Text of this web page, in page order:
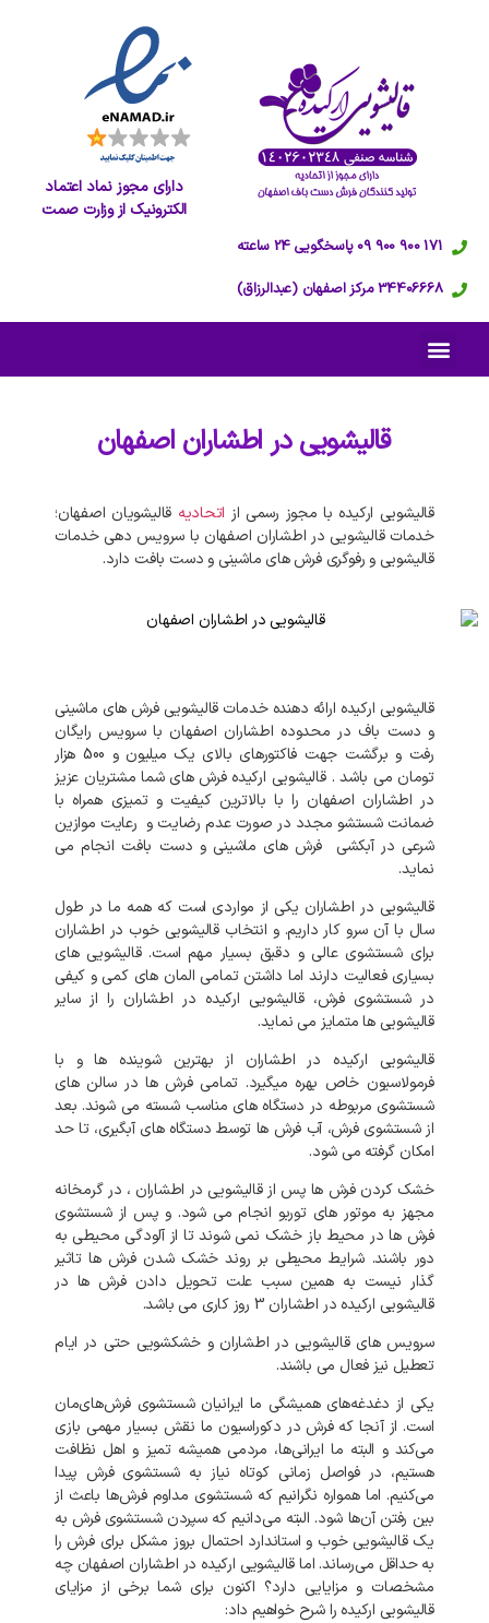
دارای مجوز نماد اعتماد
الکترونیک از وزارت صمت
171 900 900 09 پاسخگویی 24 ساعته
34406668 مرکز اصفهان (عبدالرزاق)
قالیشویی دراطشاران اصفهان
قالیشویی ارکیده با مجوز رسمی از اتحادیه قالیشویان اصفهان؛
خدمات قالیشویی در اطشاران اصفهان با سرویس دهی خدمات
قالیشویی و رفوگری فرش های ماشینی و دست بافت دارد.
قالیشویی ارکیده ارائه دهنده خدمات قالیشویی فرش های ماشینی
و دست باف در محدوده اطشاران اصفهان با سرویس رایگان
رفت و برگشت جهت فاکتورهای بالای یک میلیون و 500 هزار
تومان می باشد . قالیشویی ارکیده فرش های شما مشتریان عزیز
در اطشاران اصفهان را با بالاترین کیفیت و تمیزی همراه با
ضمانت شستشو مجدد در صورت عدم رضایت و رعایت موازین
شرعی در آبکشی فرش های ماشینی و دست بافت انجام می
نماید.
قالیشویی در اطشاران یکی از مواردی است که همه ما در طول
سال با آن سرو کار داریم. و انتخاب قالیشویی خوب در اطشاران
برای شستشوی عالی و دقیق بسیار مهم است. قالیشویی های
بسیاری فعالیت دارند اما داشتن تمامی المان های کمی و کیفی
در شستشوی فرش، قالیشویی ارکیده در اطشاران را از سایر
قالیشویی ها متمایز می نماید.
قالیشویی ارکیده در اطشاران از بهترین شوینده ها و با
فرمولاسیون خاص بهره میگیرد. تمامی فرش ها در سالن های
شستشوی مربوطه در دستگاه های مناسب شسته می شوند. بعد
از شستشوی فرش، آب فرش ها توسط دستگاه های آبگیری، تا حد
امکان گرفته می شود.
خشک کردن فرش ها پس از قالیشویی در اطشاران ، در گرمخانه
مجهز به موتور های توربو انجام می شود. و پس از شستشوی
فرش ها در محیط باز خشک نمی شوند تا از آلودگی محیطی به
دور باشند. شرایط محیطی بر روند خشک شدن فرش ها تاثیر
گذار نیست به همین سبب علت تحویل دادن فرش ها در
قالیشویی ارکیده در اطشاران 3 روز کاری می باشد.
سرویس های قالیشویی در اطشاران و خشکشویی حتی در ایام
تعطیل نیز فعال می باشند.
یکی از دغدغه‌های همیشگی ما ایرانیان شستشوی فرش‌های‌مان
است. از آنجا که فرش در دکوراسیون ما نقش بسیار مهمی بازی
می‌کند و البته ما ایرانی‌ها، مردمی همیشه تمیز و اهل نظافت
هستیم، در فواصل زمانی کوتاه نیاز به شستشوی فرش پیدا
می‌کنیم. اما همواره نگرانیم که شستشوی مداوم فرش‌ها باعث از
بین رفتن آن‌ها شود. البته می‌دانیم که سپردن شستشوی فرش به
یک قالیشویی خوب و استاندارد احتمال بروز مشکل برای فرش را
به‌ حداقل می‌رساند. اما قالیشویی ارکیده در اطشاران اصفهان چه
مشخصات و مزایایی دارد؟ اکنون برای شما برخی از مزایای
قالیشویی ارکیده را شرح خواهیم داد: